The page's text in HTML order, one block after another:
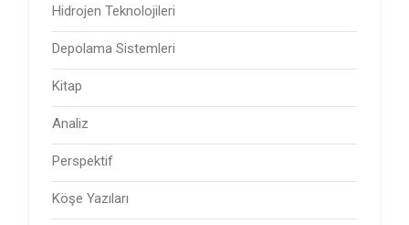
Hidrojen Teknolojileri
Depolama Sistemleri
Kitap
Analiz
Perspektif
Köşe Yazıları